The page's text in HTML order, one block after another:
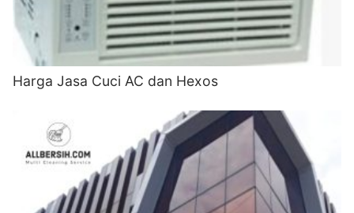
Harga Jasa Cuci AC dan Hexos